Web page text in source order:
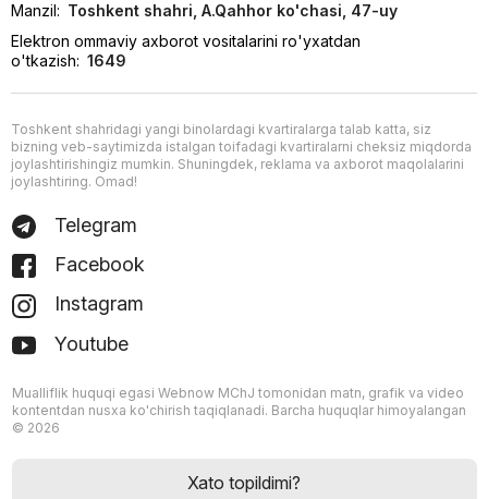
Manzil: Toshkent shahri, A.Qahhor ko'chasi, 47-uy
Elektron ommaviy axborot vositalarini ro'yxatdan
o'tkazish: 1649
Toshkent shahridagi yangi binolardagi kvartiralarga talab katta, siz
bizning veb-saytimizda istalgan toifadagi kvartiralarni cheksiz miqdorda
joylashtirishingiz mumkin. Shuningdek, reklama va axborot maqolalarini
joylashtiring. Omad!
Telegram
Facebook
Instagram
Youtube
Mualliflik huquqi egasi Webnow MChJ tomonidan matn, grafik va video
kontentdan nusxa ko'chirish taqiqlanadi. Barcha huquqlar himoyalangan
© 2026
Xato topildimi?